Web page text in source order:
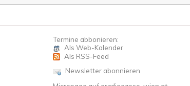
Termine abbonieren:
Als Web-Kalender
Als RSS-Feed
Newsletter abonnieren